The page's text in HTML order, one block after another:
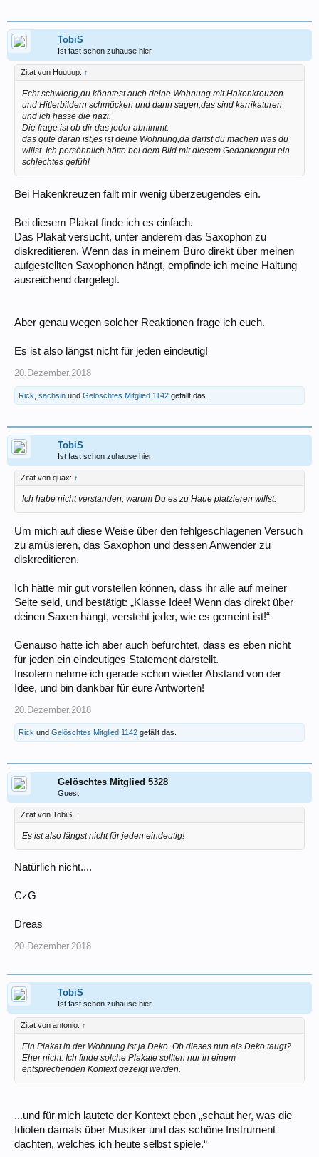
TobiS
Ist fast schon zuhause hier
Zitat von Huuuup: ↑
Echt schwierig,du könntest auch deine Wohnung mit Hakenkreuzen
und Hitlerbildern schmücken und dann sagen,das sind karrikaturen
und ich hasse die nazi.
Die frage ist ob dir das jeder abnimmt.
das gute daran ist,es ist deine Wohnung,da darfst du machen was du
willst. Ich persöhnlich hätte bei dem Bild mit diesem Gedankengut ein
schlechtes gefühl
Bei Hakenkreuzen fällt mir wenig überzeugendes ein.
Bei diesem Plakat finde ich es einfach.
Das Plakat versucht, unter anderem das Saxophon zu
diskreditieren. Wenn das in meinem Büro direkt über meinen
aufgestellten Saxophonen hängt, empfinde ich meine Haltung
ausreichend dargelegt.
Aber genau wegen solcher Reaktionen frage ich euch.
Es ist also längst nicht für jeden eindeutig!
20.Dezember.2018
Rick sachsin und Gelöschtes Mitglied 1142 gefällt das.
TobiS
Ist fast schon zuhause hier
Zitat von quax: ↑
Ich habe nicht verstanden, warum Du es zu Haue platzieren willst.
Um mich auf diese Weise über den fehlgeschlagenen Versuch
zu amüsieren, das Saxophon und dessen Anwender zu
diskreditieren.
Ich hätte mir gut vorstellen können, dass ihr alle auf meiner
Seite seid, und bestätigt: „Klasse Idee! Wenn das direkt über
deinen Saxen hängt, versteht jeder, wie es gemeint ist!“
Genauso hatte ich aber auch befürchtet, dass es eben nicht
für jeden ein eindeutiges Statement darstellt.
Insofern nehme ich gerade schon wieder Abstand von der
Idee, und bin dankbar für eure Antworten!
20.Dezember.2018
Rick und Gelöschtes Mitglied 1142 gefällt das.
Gelöschtes Mitglied 5328
Guest
Zitat von TobiS: ↑
Es ist also längst nicht für jeden eindeutig!
Natürlich nicht....
CzG
Dreas
20.Dezember.2018
TobiS
Ist fast schon zuhause hier
Zitat von antonio: ↑
Ein Plakat in der Wohnung ist ja Deko. Ob dieses nun als Deko taugt?
Eher nicht. Ich finde solche Plakate sollten nur in einem
entsprechenden Kontext gezeigt werden.
...und für mich lautete der Kontext eben „schaut her, was die
Idioten damals über Musiker und das schöne Instrument
dachten, welches ich heute selbst spiele.“